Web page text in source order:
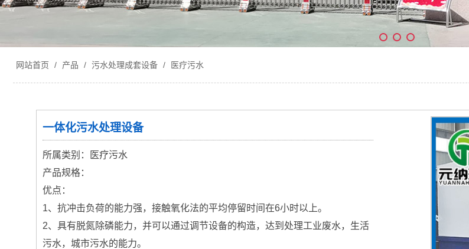
网站首页 / 产品 / 污水处理成套设备 / 医疗污水
一体化污水处理设备
所属类别：医疗污水
产品规格：
优点：
1、抗冲击负荷的能力强，接触氧化法的平均停留时间在6小时以上。
2、具有脱氮除磷能力，并可以通过调节设备的构造，达到处理工业废水，生活
污水，城市污水的能力。